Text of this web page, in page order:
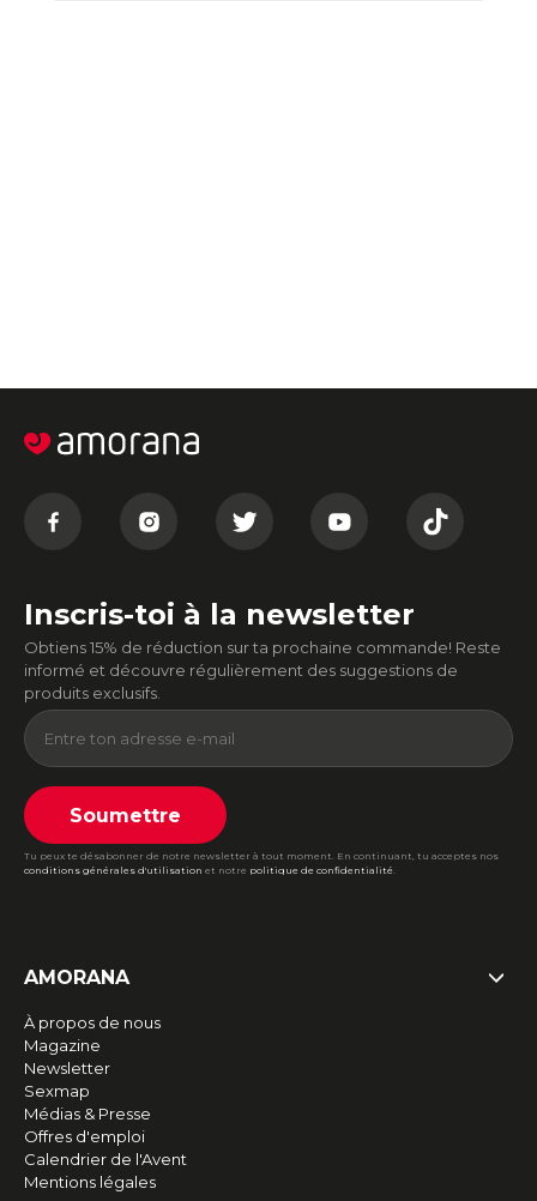
Inscris-toi à la newsletter
Obtiens 15% de réduction sur ta prochaine commande! Reste
informé et découvre régulièrement des suggestions de
produits exclusifs.
Soumettre
Tu peux te désabonner de notre newsletter à tout moment. En continuant, tu acceptes nos
conditions générales d'utilisation et notre politique de confidentialité.
AMORANA
À propos de nous
Magazine
Newsletter
Sexmap
Médias & Presse
Offres d'emploi
Calendrier de l'Avent
Mentions légales